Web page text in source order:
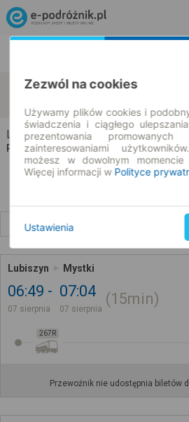
Lubiszyn Mystki
Lubiszyn → Mystki
Rozkład jazdy i bilety
Lubiszyn Mystki
06:49
07 sierpnia
07:04
07 sierpnia
15min
267R
Przewoźnik nie udostępnia biletów
Zezwól na cookies
Używamy plików cookies i
świadczenia i ciągłego
prezentowania
zainteresowaniami
możesz w dowolnym
Więcej informacji w Polityce
Ustawienia